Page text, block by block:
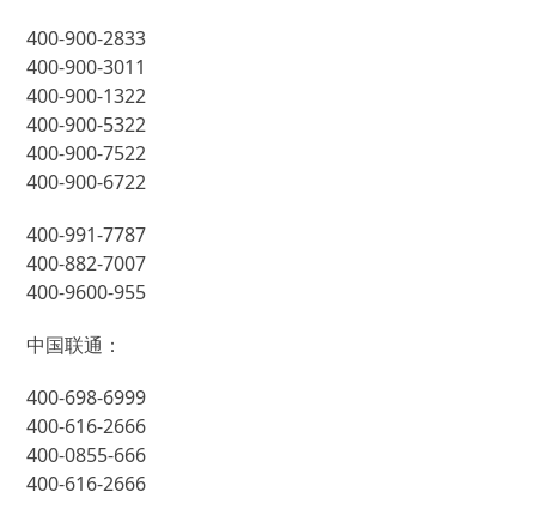
400-900-2833
400-900-3011
400-900-1322
400-900-5322
400-900-7522
400-900-6722
400-991-7787
400-882-7007
400-9600-955
中国联通：
400-698-6999
400-616-2666
400-0855-666
400-616-2666